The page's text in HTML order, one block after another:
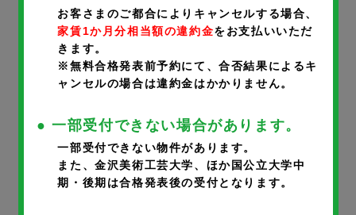
携帯番号 ※
メールアドレス※
お客さまのご都合によりキャンセルする場合、
家賃1か月分相当額の違約金をお支払いいただ
きます。
※無料合格発表前予約にて、合否結果によるキ
ャンセルの場合は違約金はかかりません。
● 一部受付できない場合があります。
一部受付できない物件があります。
また、金沢美術工芸大学、ほか国公立大学中
期・後期は合格発表後の受付となります。